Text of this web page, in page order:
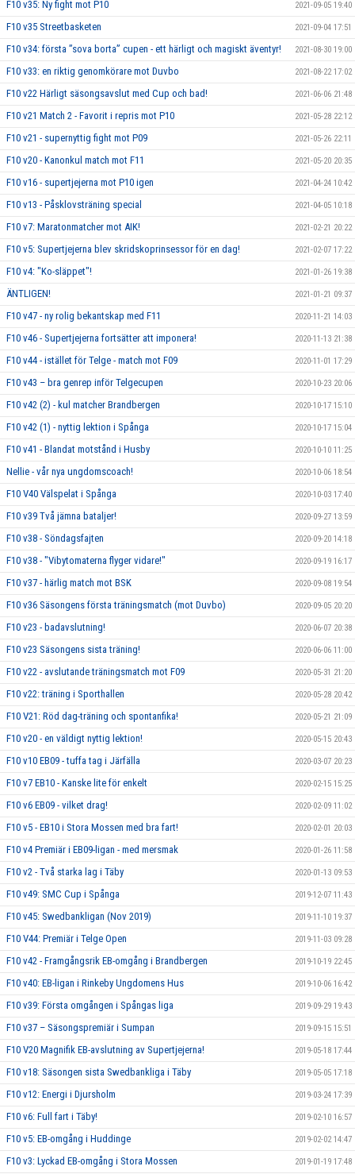
F10 v35: Ny fight mot P10 2021-09-05 19:40
F10 v35 Streetbasketen 2021-09-04 17:51
F10 v34: första ”sova borta” cupen - ett härligt och magiskt äventyr! 2021-08-30 19:00
F10 v33: en riktig genomkörare mot Duvbo 2021-08-22 17:02
F10 v22 Härligt säsongsavslut med Cup och bad! 2021-06-06 21:48
F10 v21 Match 2 - Favorit i repris mot P10 2021-05-28 22:12
F10 v21 - supernyttig fight mot P09 2021-05-26 22:11
F10 v20 - Kanonkul match mot F11 2021-05-20 20:35
F10 v16 - supertjejerna mot P10 igen 2021-04-24 10:42
F10 v13 - Påsklovsträning special 2021-04-05 10:18
F10 v7: Maratonmatcher mot AIK! 2021-02-21 20:22
F10 v5: Supertjejerna blev skridskoprinsessor för en dag! 2021-02-07 17:22
F10 v4: "Ko-släppet"! 2021-01-26 19:38
ÄNTLIGEN! 2021-01-21 09:37
F10 v47 - ny rolig bekantskap med F11 2020-11-21 14:03
F10 v46 - Supertjejerna fortsätter att imponera! 2020-11-13 21:38
F10 v44 - istället för Telge - match mot F09 2020-11-01 17:29
F10 v43 – bra genrep inför Telgecupen 2020-10-23 20:06
F10 v42 (2) - kul matcher Brandbergen 2020-10-17 15:10
F10 v42 (1) - nyttig lektion i Spånga 2020-10-17 15:04
F10 v41 - Blandat motstånd i Husby 2020-10-10 11:25
Nellie - vår nya ungdomscoach! 2020-10-06 18:54
F10 V40 Välspelat i Spånga 2020-10-03 17:40
F10 v39 Två jämna bataljer! 2020-09-27 13:59
F10 v38 - Söndagsfajten 2020-09-20 14:18
F10 v38 - "Vibytomaterna flyger vidare!" 2020-09-19 16:17
F10 v37 - härlig match mot BSK 2020-09-08 19:54
F10 v36 Säsongens första träningsmatch (mot Duvbo) 2020-09-05 20:20
F10 v23 - badavslutning! 2020-06-07 20:38
F10 v23 Säsongens sista träning! 2020-06-06 11:00
F10 v22 - avslutande träningsmatch mot F09 2020-05-31 21:20
F10 v22: träning i Sporthallen 2020-05-28 20:42
F10 V21: Röd dag-träning och spontanfika! 2020-05-21 21:09
F10 v20 - en väldigt nyttig lektion! 2020-05-15 20:43
F10 v10 EB09 - tuffa tag i Järfälla 2020-03-07 20:23
F10 v7 EB10 - Kanske lite för enkelt 2020-02-15 15:25
F10 v6 EB09 - vilket drag! 2020-02-09 11:02
F10 v5 - EB10 i Stora Mossen med bra fart! 2020-02-01 20:03
F10 v4 Premiär i EB09-ligan - med mersmak 2020-01-26 11:58
F10 v2 - Två starka lag i Täby 2020-01-13 09:53
F10 v49: SMC Cup i Spånga 2019-12-07 11:43
F10 v45: Swedbankligan (Nov 2019) 2019-11-10 19:37
F10 V44: Premiär i Telge Open 2019-11-03 09:28
F10 v42 - Framgångsrik EB-omgång i Brandbergen 2019-10-19 22:45
F10 v40: EB-ligan i Rinkeby Ungdomens Hus 2019-10-06 16:42
F10 v39: Första omgången i Spångas liga 2019-09-29 19:43
F10 v37 – Säsongspremiär i Sumpan 2019-09-15 15:51
F10 V20 Magnifik EB-avslutning av Supertjejerna! 2019-05-18 17:44
F10 v18: Säsongen sista Swedbankliga i Täby 2019-05-05 17:18
F10 v12: Energi i Djursholm 2019-03-24 17:39
F10 v6: Full fart i Täby! 2019-02-10 16:57
F10 v5: EB-omgång i Huddinge 2019-02-02 14:47
F10 v3: Lyckad EB-omgång i Stora Mossen 2019-01-19 17:48